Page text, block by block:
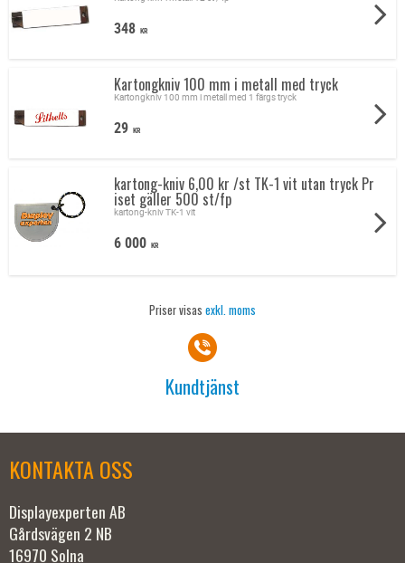
fästas i vår utdragbara hållare KB-1. Kniven är 10 cm lång.
Kartongkniv CC-100 är förpackad i dussinförpackning med
Tillägg extra färg 1,50 kr/st/färg
Frakt & moms tillkommer på alla priser
Lev tid ca 2-3 veckor
eller ring Tel: 070-7250581
348 KR
Kartongkniv 100 mm i metall med tryck
Kartongkniv 100 mm i metall med 1 färgs tryck
29 KR
kartong-kniv 6,00 kr /st TK-1 vit utan tryck Pr
iset gäller 500 st/fp
kartong-kniv TK-1 vit
6 000 KR
Priser visas exkl. moms
Kundtjänst
KONTAKTA OSS
Displayexperten AB
Gårdsvägen 2 NB
16970 Solna